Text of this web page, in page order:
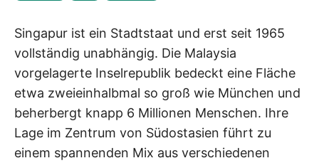
Singapur ist ein Stadtstaat und erst seit 1965
vollständig unabhängig. Die Malaysia
vorgelagerte Inselrepublik bedeckt eine Fläche
etwa zweieinhalbmal so groß wie München und
beherbergt knapp 6 Millionen Menschen. Ihre
Lage im Zentrum von Südostasien führt zu
einem spannenden Mix aus verschiedenen